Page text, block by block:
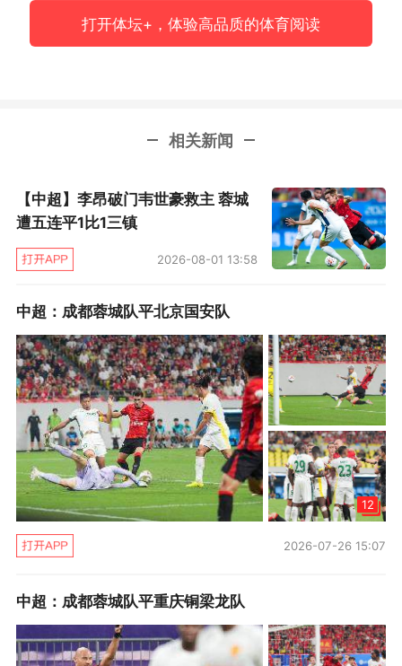
根据公开的资料显示，海来阿木于1993年4月4日
出生在四川省凉山彝族自治州甘洛县，中国内地
男歌手、唱作人。2018年，海来阿木发布个人首
支单曲《阿果吉曲》。自出道以来，海来阿木发
布了包括《别知己》、《你的万水千山》、《点
歌的人》、《不过人间》 在内的多首热门歌曲。
此外，海来阿木还先后参加了《天赐的声音》、
《歌手2024》等热门音综，还在今年登上了央视
总台马年春晚。
打开体坛+，体验高品质的体育阅读
相关新闻
【中超】李昂破门韦世豪救主 蓉城
遭五连平1比1三镇
2026-08-01 13:58
中超：成都蓉城队平北京国安队
12
2026-07-26 15:07
中超：成都蓉城队平重庆铜梁龙队